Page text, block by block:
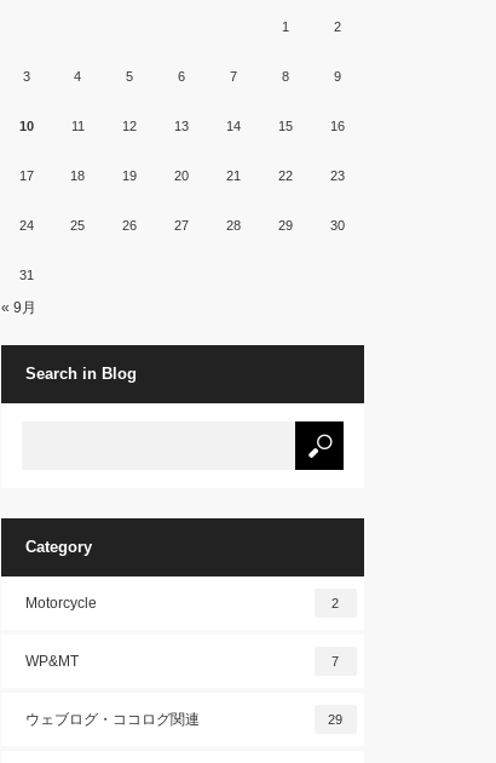
1 2
3 4 5 6 7 8 9
10 11 12 13 14 15 16
17 18 19 20 21 22 23
24 25 26 27 28 29 30
31
« 9月
Search in Blog
Category
Motorcycle 2
WP&MT 7
ウェブログ・ココログ関連 29